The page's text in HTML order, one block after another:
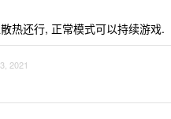
热还行, 正常模式可以持续游戏.
2021